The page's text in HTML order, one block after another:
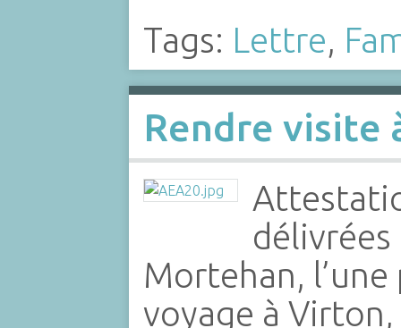
Tags: Lettre,
Rendre visite
délivrées
Mortehan,
voyage à